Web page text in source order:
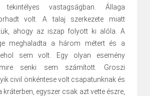
vastagságban. Állaga
volt. A talaj szerkezete miatt
ahogy az iszap folyott ki alóla. A
meghaladta a három métert és a
sem volt. Egy olyan esemény
senki sem számított. Groszi
civil önkéntese volt csapatunknak és
kráterben, egyszer csak azt vette észre,